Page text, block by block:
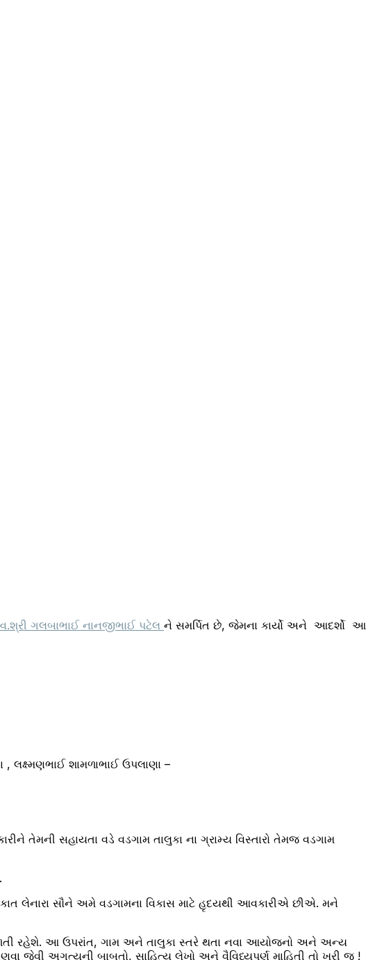
ગલબાભાઈ નાનજીભાઈ પટેલ ને સમર્પિત છે, જેમના કાર્યો અને આદર્શો આ
, લક્ષ્મણભાઈ શામળાભાઈ ઉપલાણા –
તેમની સહાયતા વડે વડગામ તાલુકા ના ગ્રામ્ય વિસ્તારો તેમજ વડગામ
લેનારા સૌને અમે વડગામના વિકાસ માટે હૃદયથી આવકારીએ છીએ. મને
રહેશે. આ ઉપરાંત, ગામ અને તાલુકા સ્તરે થતા નવા આયોજનો અને અન્ય
જેવી અગત્યની બાબતો, સાહિત્ય લેખો અને વૈવિધ્યપૂર્ણ માહિતી તો ખરી જ !